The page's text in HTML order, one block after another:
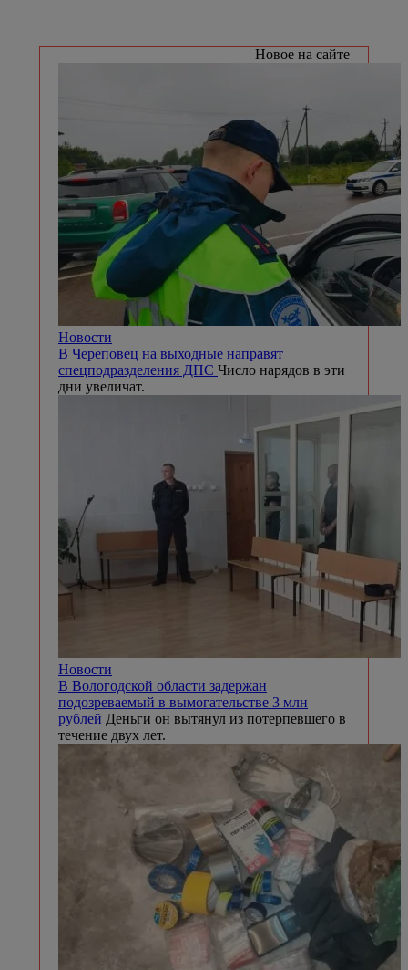
Новое на сайте
Новости
В Череповец на выходные направят
спецподразделения ДПС Число нарядов в эти
дни увеличат.
Новости
В Вологодской области задержан
подозреваемый в вымогательстве 3 млн
рублей Деньги он вытянул из потерпевшего в
течение двух лет.